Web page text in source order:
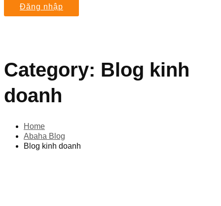
Đăng nhập
Category: Blog kinh
doanh
Home
Abaha Blog
Blog kinh doanh